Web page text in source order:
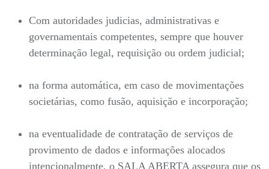
Com autoridades judicias, administrativas e
governamentais competentes, sempre que houver
determinação legal, requisição ou ordem judicial;
na forma automática, em caso de movimentações
societárias, como fusão, aquisição e incorporação;
na eventualidade de contratação de serviços de
provimento de dados e informações alocados
intencionalmente, o SALA ABERTA assegura que os